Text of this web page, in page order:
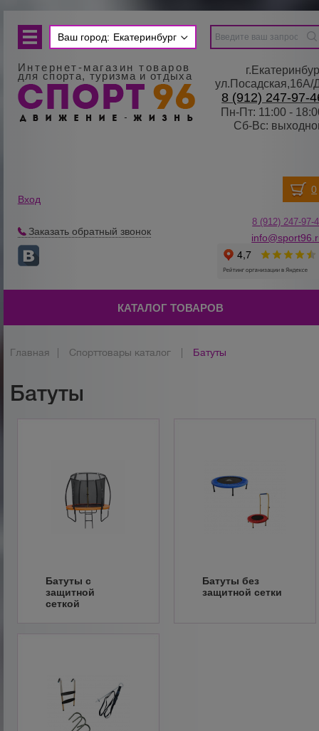
Ваш город: Екатеринбург
Интернет-магазин товаров
для спорта, туризма и отдыха
8 (912) 247-97-
Пн-Пт: 11:00 -
Сб-Вс:
Вход
Заказать обратный звонок
8 (912) 247-97-
КАТАЛОГ ТОВАРОВ
Главная Спорттовары каталог Батуты
Батуты
Батуты с
защитной
сеткой
Батуты без
защитной сетки